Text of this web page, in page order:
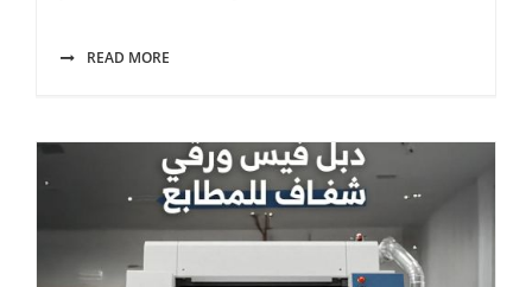
READ MORE